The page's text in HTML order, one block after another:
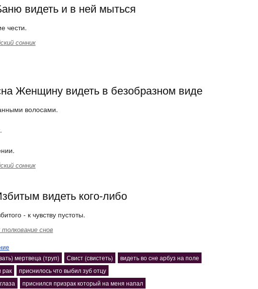
видеть и в ней мыться
чести.
сонник
Женщину видеть в безобразном виде
волосами.
сонник
видеть кого-либо
- к чувству пустоты.
толкование снов
мертвеца (труп) Свист (свистеть)
видеть во сне арбуз на поле
рак
приснилось что выбил зуб отцу
приснился призрак который на меня напал